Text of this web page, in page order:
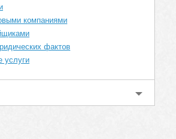
компаниями
фактов
услуги